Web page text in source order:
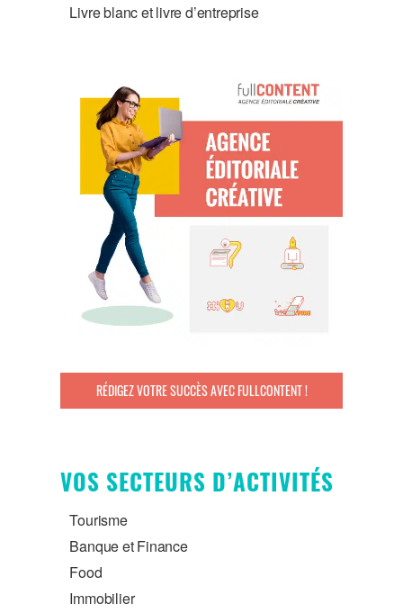
Livre blanc et livre d’entreprise
RÉDIGEZ VOTRE SUCCÈS AVEC FULLCONTENT !
VOS SECTEURS D’ACTIVITÉS
Tourisme
Banque et Finance
Food
Immobilier